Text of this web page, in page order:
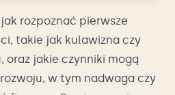
rozpoznać pierwsze
takie jak kulawizna czy
oraz jakie czynniki mogą
w tym nadwaga czy